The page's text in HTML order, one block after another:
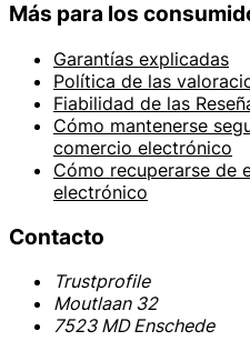
Más para los
Garantías explicadas
Política de las
Fiabilidad de las
Cómo mantenerse
comercio electrónico
Cómo recuperarse de
electrónico
Contacto
Trustprofile
Moutlaan 32
7523 MD Enschede